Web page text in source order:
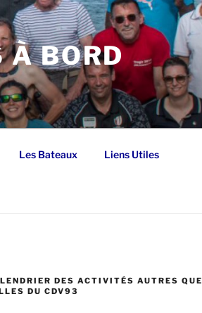
À BORD
Les Bateaux Liens Utiles
DES ACTIVITÉS AUTRES QUE
DU CDV93